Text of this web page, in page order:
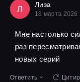
Л Лиза
18 марта 2026
Мне настолько
раз
новых серий
Ответить